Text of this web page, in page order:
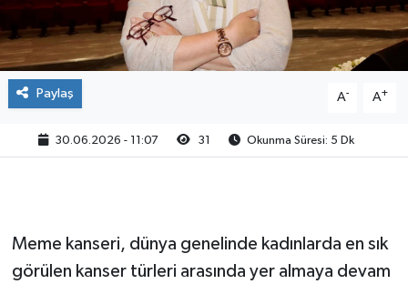
Paylaş A- A+
30.06.2026 - 11:07 31 Okunma Süresi: 5 Dk
Meme kanseri, dünya genelinde kadınlarda en sık
görülen kanser türleri arasında yer almaya devam